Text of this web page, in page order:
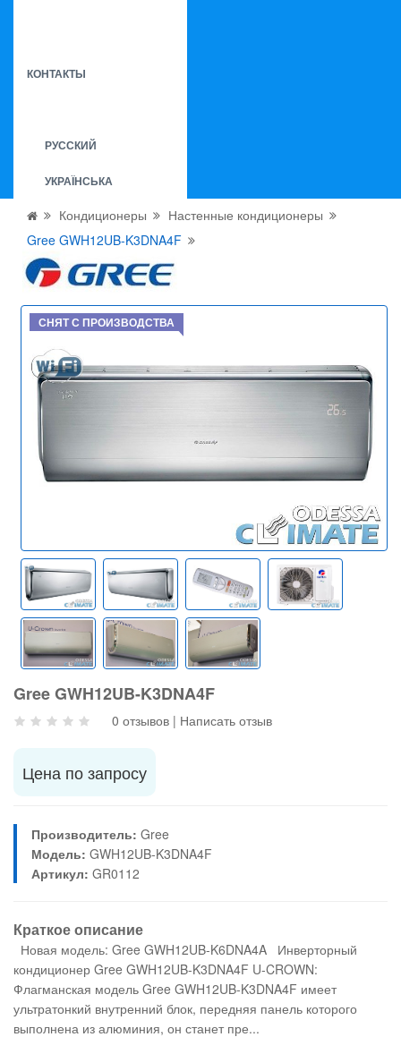
КОНТАКТЫ
РУССКИЙ
УКРАЇНСЬКА
Кондиционеры
Настенные кондиционеры
Gree GWH12UB-K3DNA4F
СНЯТ С ПРОИЗВОДСТВА
Gree GWH12UB-K3DNA4F
0 отзывов | Написать отзыв
Цена по запросу
Производитель: Gree
Модель: GWH12UB-K3DNA4F
Артикул: GR0112
Краткое описание
Новая модель: Gree GWH12UB-K6DNA4A Инверторный
кондиционер Gree GWH12UB-K3DNA4F U-CROWN:
Флагманская модель Gree GWH12UB-K3DNA4F имеет
ультратонкий внутренний блок, передняя панель которого
выполнена из алюминия, он станет пре...